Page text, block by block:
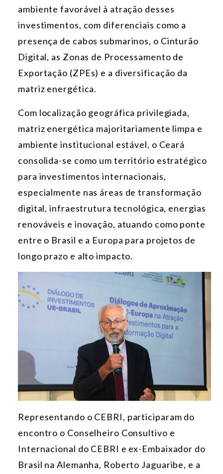
ambiente favorável à atração desses
investimentos, com diferenciais como a
presença de cabos submarinos, o Cinturão
Digital, as Zonas de Processamento de
Exportação (ZPEs) e a diversificação da
matriz energética.
Com localização geográfica privilegiada,
matriz energética majoritariamente limpa e
ambiente institucional estável, o Ceará
consolida-se como um território estratégico
para investimentos internacionais,
especialmente nas áreas de transformação
digital, infraestrutura tecnológica, energias
renováveis e inovação, atuando como ponte
entre o Brasil e a Europa para projetos de
longo prazo e alto impacto.
Representando o CEBRI, participaram do
encontro o Conselheiro Consultivo e
Internacional do CEBRI e ex-Embaixador do
Brasil na Alemanha, Roberto Jaguaribe, e a